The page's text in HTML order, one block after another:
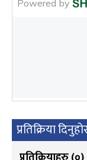
प्रतिक्रिया